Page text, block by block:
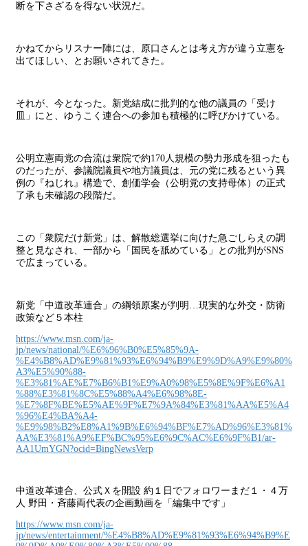
断を下さざるを得ない状況だ。
かねてからリスナー陣には、原口さんとは考え方が違う立憲を
出てほしい、とお願いされてきた。
それが、今となった。新党結成に批判的な他の議員の「受け
皿」にと、ゆうこく連合への参加も積極的に呼びかけている。
公明立憲両党の合流は衆院で約170人規模の勢力形成を狙ったも
のだったが、参議院議員や地方議員は、元の党に残るという異
例の『ねじれ』構造で、創価学会（公明党の支持母体）の正式
了承も未確認の段階だ。
この「衆院だけ新党」は、解散総選挙に向けた急ごしらえの調
整と見なされ、一部から「国民を舐めている」との批判がSNS
で広まっている。
新党「中道改革連合」の綱領原案が判明…現実的な外交・防衛
政策など５本柱
https://www.msn.com/ja-
jp/news/national/%E6%96%B0%E5%85%9A-
%E4%B8%AD%E9%81%93%E6%94%B9%E9%9D%A9%E9%80%
A3%E5%90%88-
%E3%81%AE%E7%B6%B1%E9%A0%98%E5%8E%9F%E6%A1
%88%E3%81%8C%E5%88%A4%E6%98%8E-
%E7%8F%BE%E5%AE%9F%E7%9A%84%E3%81%AA%E5%A4
%96%E4%BA%A4-
%E9%98%B2%E8%A1%9B%E6%94%BF%E7%AD%96%E3%81%
AA%E3%81%A9%EF%BC%95%E6%9C%AC%E6%9F%B1/ar-
AA1UmYGN?ocid=BingNewsVerp
中道改革連合、公式Ｘを開設 約１日でフォロワーまだ１・４万
人 野田・斉藤両代表の企画動画を「編集中です」
https://www.msn.com/ja-
jp/news/entertainment/%E4%B8%AD%E9%81%93%E6%94%B9%E